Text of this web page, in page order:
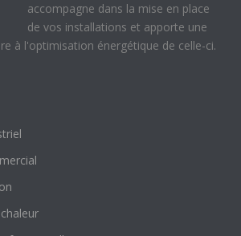
accompagne dans la mise en place
de vos installations et apporte une
à l'optimisation énergétique de celle-ci.